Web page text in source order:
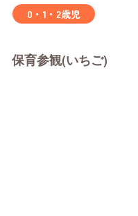
0・1・2歳児